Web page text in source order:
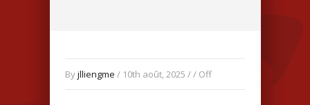
Byjlliengme / 10th août, 2025 / / Off